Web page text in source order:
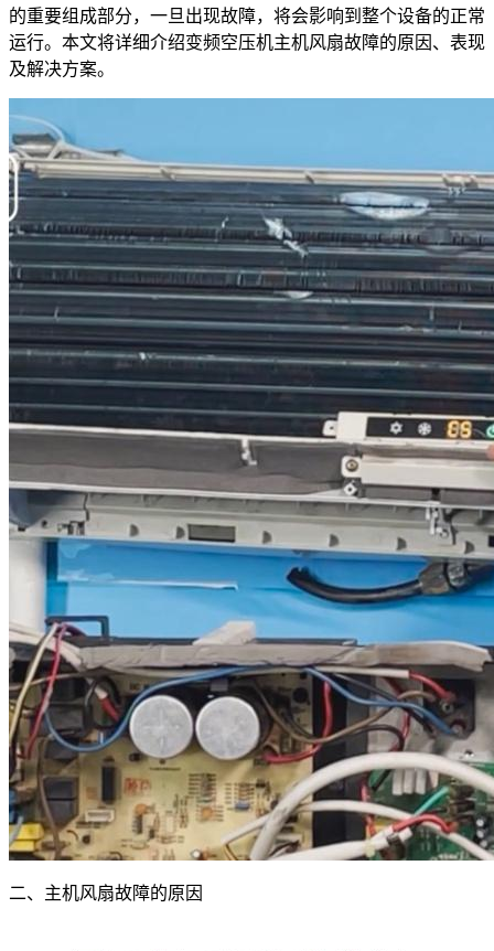
的重要组成部分，一旦出现故障，将会影响到整个设备的正常
运行。本文将详细介绍变频空压机主机风扇故障的原因、表现
及解决方案。
二、主机风扇故障的原因